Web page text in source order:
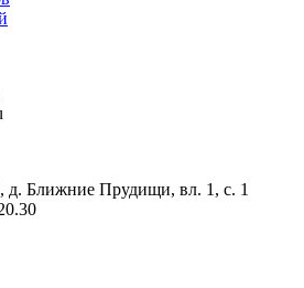
Ближние Прудищи, вл. 1, с. 1